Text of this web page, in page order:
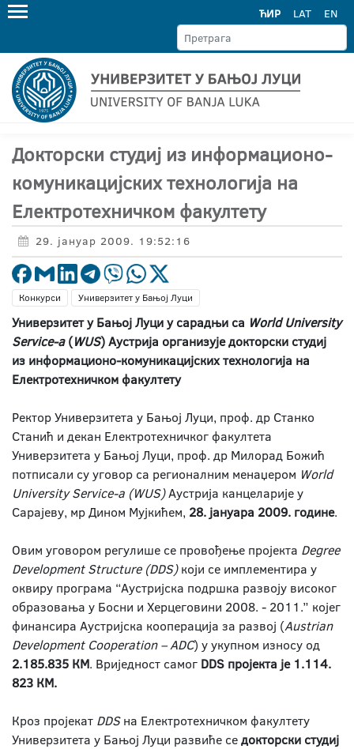
ЋИР LAT EN
Докторски студиј из информационо-
комуникацијских технологија на
Електротехничком факултету
29. јануар 2009. 19:52:16
Конкурси Универзитет у Бањој Луци
Универзитет у Бањој Луци у сарадњи са World University
Service-а(WUS) Аустрија организује докторски студиј
из информационо-комуникацијских технологија на
Електротехничком факултету
Ректор Универзитета у Бањој Луци, проф. др Станко
Станић и декан Електротехничког факултета
Универзитета у Бањој Луци, проф. др Милорад Божић
потписали су уговор са регионалним менаџером World
University Service-а (WUS)Аустрија канцеларије у
Сарајеву, мр Дином Мујкићем, 28. јануара 2009. године.
Овим уговором регулише се провођење пројекта Degree
Development Structure (DDS)који се имплементира у
оквиру програма “Аустријска подршка развоју високог
образовања у Босни и Херцеговини 2008. - 2011.” којег
финансира Аустријска кооперација за развој (Austrian
Development Cooperation – ADC) у укупном износу од
2.185.835 КМ. Вриједност самог DDS пројекта је 1.114.
823 КМ.
Кроз пројекат DDSна Електротехничком факултету
Универзитета у Бањој Луци развиће седокторски студиј